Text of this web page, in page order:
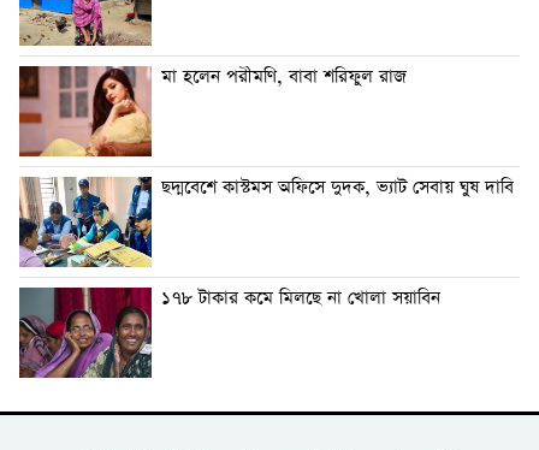
মা হলেন পরীমণি, বাবা শরিফুল রাজ
ছদ্মবেশে কাস্টমস অফিসে দুদক, ভ্যাট সেবায় ঘুষ দাবি
১৭৮ টাকার কমে মিলছে না খোলা সয়াবিন